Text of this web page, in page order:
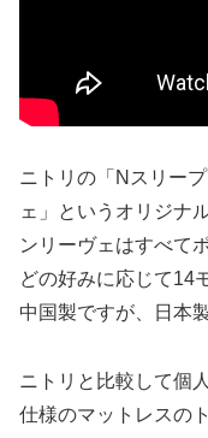
ニトリの「Nスリー
ェ」というオリジナ
ンリーヴェはすべて
どの好みに応じて14
中国製ですが、日本
ニトリと比較して個
仕様のマットレスの